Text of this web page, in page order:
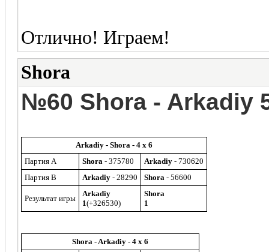
Отлично! Играем!
Shora
№60 Shora - Arkadiy
Arkadiy - Shora - 4 x 6
Партия A
Shora - 375780 Arkadiy - 730620
Партия B
Arkadiy - 28290 Shora - 56600
Результат игры
Arkadiy
1(+326530)
Shora
1
Shora - Arkadiy - 4 x 6